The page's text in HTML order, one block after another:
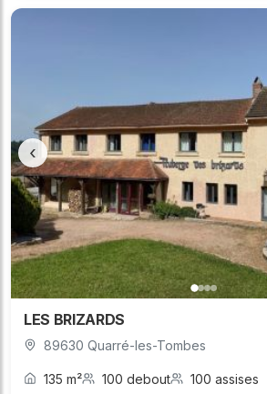
‹
LES BRIZARDS
89630 Quarré-les-Tombes
135 m² 100 debout 100 assises